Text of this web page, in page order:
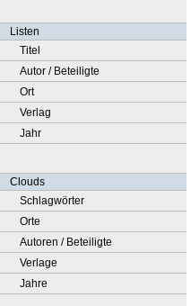
Listen
Titel
Autor / Beteiligte
Ort
Verlag
Jahr
Clouds
Schlagwörter
Orte
Autoren / Beteiligte
Verlage
Jahre